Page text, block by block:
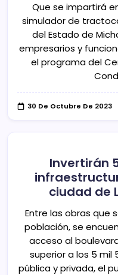
Que se impartirá
simulador de
del Estado de
empresarios y
el programa del
30 De Octubre De 2023
Invertirán
ciudad de
Entre las obras que
población, se
acceso al
superior a los 5 mil
pública y privada, el